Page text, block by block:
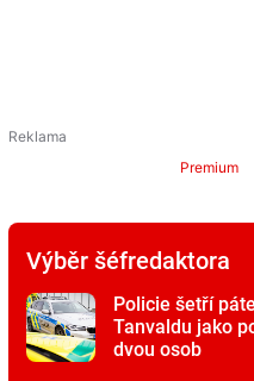
Neuvěřitelná drzost: Lhal o
Premium
Výběr šéfredaktora
Policie šetří
Tanvaldu jako
dvou osob